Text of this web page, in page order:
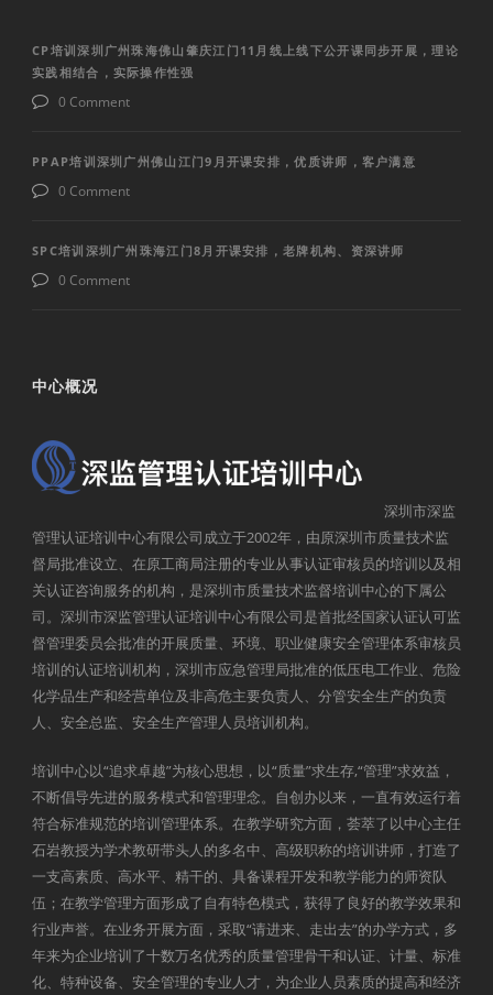
CP培训深圳广州珠海佛山肇庆江门11月线上线下公开课同步开展，理论
实践相结合，实际操作性强
0 Comment
PPAP培训深圳广州佛山江门9月开课安排，优质讲师，客户满意
0 Comment
SPC培训深圳广州珠海江门8月开课安排，老牌机构、资深讲师
0 Comment
中心概况
深圳市深监
管理认证培训中心有限公司成立于2002年，由原深圳市质量技术监
督局批准设立、在原工商局注册的专业从事认证审核员的培训以及相
关认证咨询服务的机构，是深圳市质量技术监督培训中心的下属公
司。深圳市深监管理认证培训中心有限公司是首批经国家认证认可监
督管理委员会批准的开展质量、环境、职业健康安全管理体系审核员
培训的认证培训机构，深圳市应急管理局批准的低压电工作业、危险
化学品生产和经营单位及非高危主要负责人、分管安全生产的负责
人、安全总监、安全生产管理人员培训机构。
培训中心以“追求卓越”为核心思想，以“质量”求生存,“管理”求效益，
不断倡导先进的服务模式和管理理念。自创办以来，一直有效运行着
符合标准规范的培训管理体系。在教学研究方面，荟萃了以中心主任
石岩教授为学术教研带头人的多名中、高级职称的培训讲师，打造了
一支高素质、高水平、精干的、具备课程开发和教学能力的师资队
伍；在教学管理方面形成了自有特色模式，获得了良好的教学效果和
行业声誉。在业务开展方面，采取“请进来、走出去”的办学方式，多
年来为企业培训了十数万名优秀的质量管理骨干和认证、计量、标准
化、特种设备、安全管理的专业人才，为企业人员素质的提高和经济